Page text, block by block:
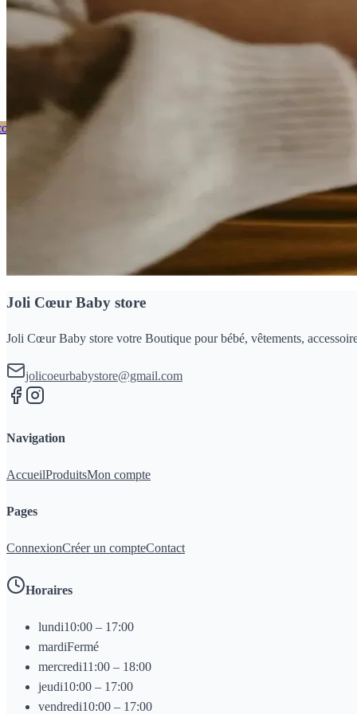
Chez Joli Coeur
notre catalogue
Nos dernières nouveautés
Joli Cœur Baby store
Joli Cœur Baby store votre Boutique pour bébé, vêtements,
jolicoeurbabystore@gmail.com
Navigation
AccueilProduitsMon compte
Pages
ConnexionCréer un compteContact
Horaires
lundi10:00 – 17:00
mardiFermé
mercredi11:00 – 18:00
jeudi10:00 – 17:00
vendredi10:00 – 17:00